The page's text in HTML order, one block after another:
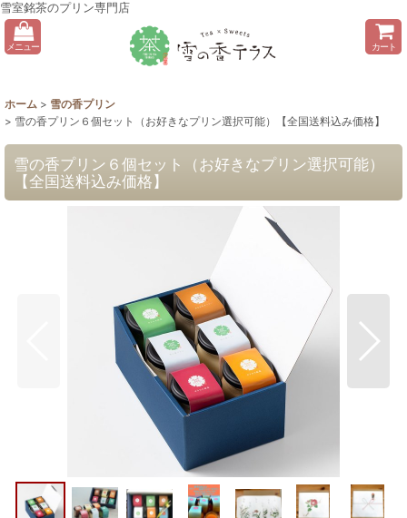
雪室銘茶のプリン専門店
メニュー カート
ホーム > 雪の香プリン
> 雪の香プリン６個セット（お好きなプリン選択可能）【全国送料込み価格】
雪の香プリン６個セット（お好きなプリン選択可能）
【全国送料込み価格】